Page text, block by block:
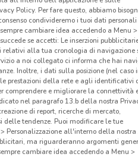
2.3 km
Policy. Per fare questo, abbiamo
condivideremo i tuoi dati personali
cambiare idea accedendo a Menu >
se accetti: Le inserzioni
alla tua cronologia di navigazione
a noi collegato ci informa che hai
Inoltre, i dati sulla posizione (nel caso
prestazioni della rete e agli identificativi
comprendere e migliorare la connettività
nel paragrafo 13.b della nostra
di report, ricerche di mercato,
delle tendenze. Puoi modificare le tue
Personalizzazione all'interno della nostra
ma riguarderanno argomenti
cambiare idea accedendo a Menu >